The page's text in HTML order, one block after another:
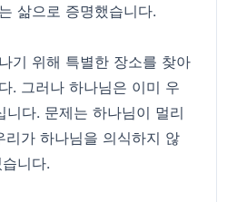
삶으로 증명했습니다.
기 위해 특별한 장소를 찾아
. 그러나 하나님은 이미 우
니다. 문제는 하나님이 멀리
리가 하나님을 의식하지 않
니다.